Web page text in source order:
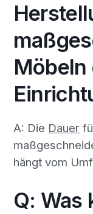
Möbeln
A: Die Dauer
hängt vom
Q: Was